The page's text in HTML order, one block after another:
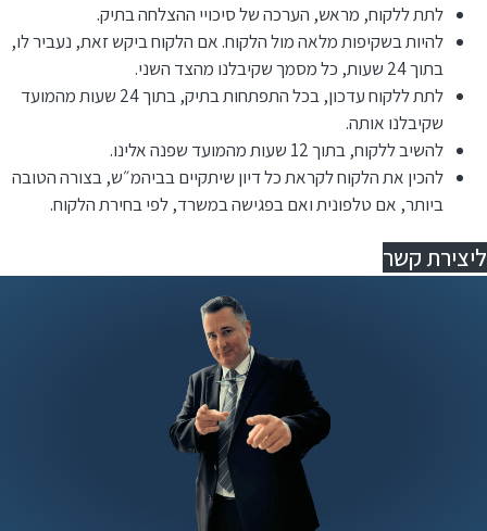
לתת ללקוח, מראש, הערכה של סיכויי ההצלחה בתיק.
להיות בשקיפות מלאה מול הלקוח. אם הלקוח ביקש זאת, נעביר לו,
בתוך 24 שעות, כל מסמך שקיבלנו מהצד השני.
לתת ללקוח עדכון, בכל התפתחות בתיק, בתוך 24 שעות מהמועד
שקיבלנו אותה.
להשיב ללקוח, בתוך 12 שעות מהמועד שפנה אלינו.
⁠להכין את הלקוח לקראת כל דיון שיתקיים בביהמ״ש, בצורה הטובה
ביותר, אם טלפונית ואם בפגישה במשרד, לפי בחירת הלקוח.
ליצירת קשר